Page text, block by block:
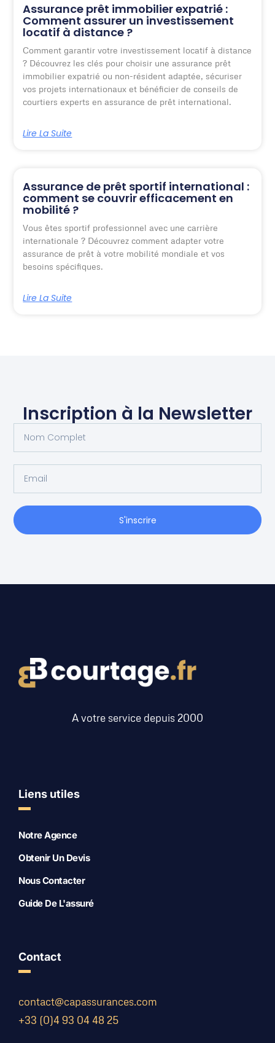
Assurance prêt immobilier expatrié :
Comment assurer un investissement
locatif à distance ?
Comment garantir votre investissement locatif à distance
? Découvrez les clés pour choisir une assurance prêt
immobilier expatrié ou non-résident adaptée, sécuriser
vos projets internationaux et bénéficier de conseils de
courtiers experts en assurance de prêt international.
Lire La Suite
Assurance de prêt sportif international :
comment se couvrir efficacement en
mobilité ?
Vous êtes sportif professionnel avec une carrière
internationale ? Découvrez comment adapter votre
assurance de prêt à votre mobilité mondiale et vos
besoins spécifiques.
Lire La Suite
Inscription à la Newsletter
S'inscrire
A votre service depuis 2000
Liens utiles
Notre Agence
Obtenir Un Devis
Nous Contacter
Guide De L'assuré
Contact
contact@capassurances.com
+33 (0)4 93 04 48 25